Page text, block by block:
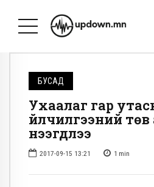
БУСАД
Ухаалаг гар
үйлчилгээний
нээгдлээ
2017-09-15 13:21 1 min